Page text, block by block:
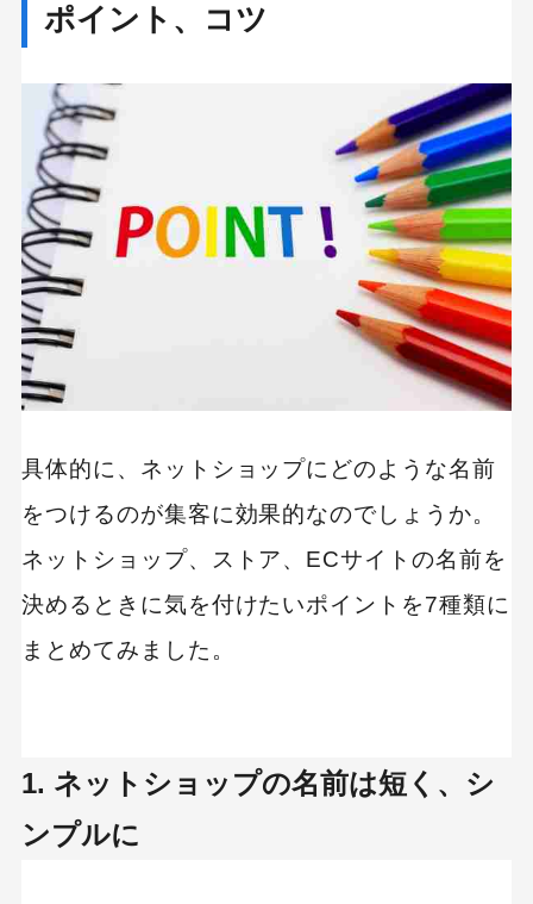
ポイント、コツ
具体的に、ネットショップにどのような名前
をつけるのが集客に効果的なのでしょうか。
ネットショップ、ストア、ECサイトの名前を
決めるときに気を付けたいポイントを7種類に
まとめてみました。
1. ネットショップの名前は短く、シ
ンプルに